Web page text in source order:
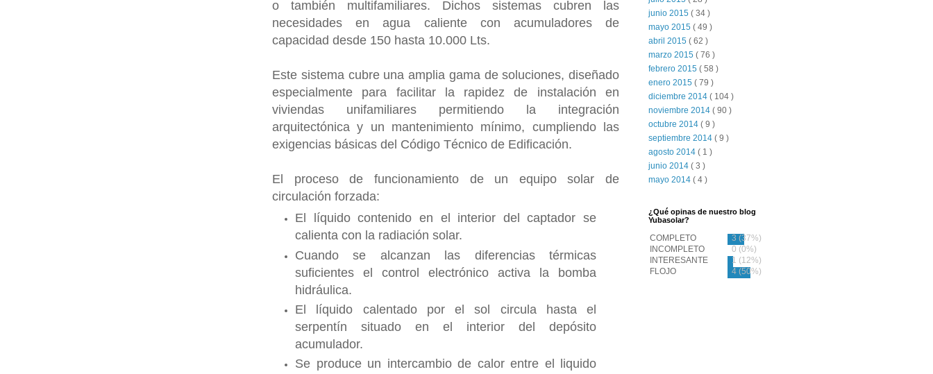
o también multifamiliares. Dichos sistemas cubren las
necesidades en agua caliente con acumuladores de
capacidad desde 150 hasta 10.000 Lts.
Este sistema cubre una amplia gama de soluciones, diseñado
especialmente para facilitar la rapidez de instalación en
viviendas unifamiliares permitiendo la integración
arquitectónica y un mantenimiento mínimo, cumpliendo las
exigencias básicas del Código Técnico de Edificación.
El proceso de funcionamiento de un equipo solar de
circulación forzada:
El líquido contenido en el interior del captador se
calienta con la radiación solar.
Cuando se alcanzan las diferencias térmicas
suficientes el control electrónico activa la bomba
hidráulica.
El líquido calentado por el sol circula hasta el
serpentín situado en el interior del depósito
acumulador.
Se produce un intercambio de calor entre el liquido
junio 2015 ( 34 )
mayo 2015 ( 49 )
abril 2015 ( 62 )
marzo 2015 ( 76 )
febrero 2015 ( 58 )
enero 2015 ( 79 )
diciembre 2014 ( 104 )
noviembre 2014 ( 90 )
octubre 2014 ( 9 )
septiembre 2014 ( 9 )
agosto 2014 ( 1 )
junio 2014 ( 3 )
mayo 2014 ( 4 )
¿Qué opinas de nuestro blog
Yubasolar?